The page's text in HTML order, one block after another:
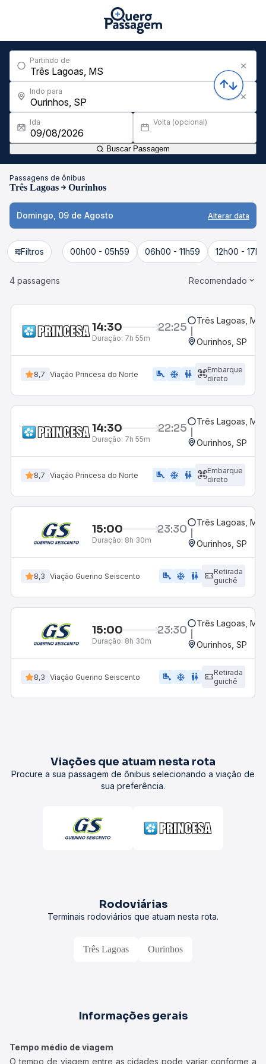
Partindo de
Indo para
Ida Volta (opcional)
Buscar Passagem
Passagens de ônibus
Três Lagoas Ourinhos
Domingo, 09 de Agosto Alterar data
Filtros 00h00 - 05h59 06h00 - 11h59 12h00 -
4 passagens Recomendado
14:30 22:25
Duração: 7h 55m
Três Lagoas, MS
Ourinhos, SP
8,7 Viação Princesa do Norte airline_seat_legroom_extra ac_unit WC
Embarque
direto
14:30 22:25
Duração: 7h 55m
Três Lagoas, MS
Ourinhos, SP
8,7 Viação Princesa do Norte airline_seat_legroom_extra ac_unit wc
Embarque
direto
15:00 23:30
Duração: 8h 30m
Três Lagoas, MS
Ourinhos, SP
8,3 Viação Guerino Seiscento airline_seat_legroom_extra ac_unit WC
Retirada
guichê
15:00 23:30
Duração: 8h 30m
Três Lagoas, MS
Ourinhos, SP
8,3 Viação Guerino Seiscento airline_seat_legroom_extra ac_unit wc
Retirada
guichê
Viações que atuam nesta rota
Procure a sua passagem de ônibus selecionando a viação de
sua preferência.
Rodoviárias
Terminais rodoviários que atuam nesta rota.
Três Lagoas Ourinhos
Informações gerais
Tempo médio de viagem
O tempo de viagem entre as cidades pode variar conforme a